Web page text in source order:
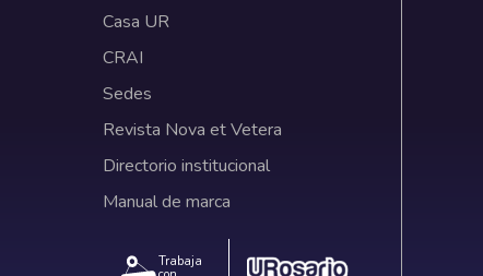
Casa UR
CRAI
Sedes
Revista Nova et Vetera
Directorio institucional
Manual de marca
Trabaja